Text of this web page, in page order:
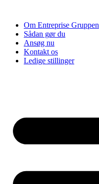
indholdOm Entreprise Gruppen
Sådan gør du
Ansøg nu
Kontakt os
Ledige stillinger